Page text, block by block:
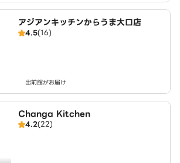
アジアンキッチンからうま大口店
4.5(16)
出前館がお届け
Changa Kitchen
4.2(22)